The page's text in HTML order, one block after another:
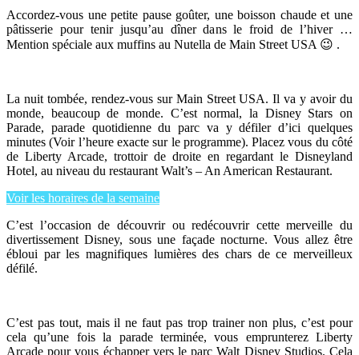
Accordez-vous une petite pause goûter, une boisson chaude et une
pâtisserie pour tenir jusqu’au dîner dans le froid de l’hiver …
Mention spéciale aux muffins au Nutella de Main Street USA 😉 .
La nuit tombée, rendez-vous sur Main Street USA. Il va y avoir du
monde, beaucoup de monde. C’est normal, la Disney Stars on
Parade, parade quotidienne du parc va y défiler d’ici quelques
minutes (Voir l’heure exacte sur le programme). Placez vous du côté
de Liberty Arcade, trottoir de droite en regardant le Disneyland
Hotel, au niveau du restaurant Walt’s – An American Restaurant.
Voir les horaires de la semaine
C’est l’occasion de découvrir ou redécouvrir cette merveille du
divertissement Disney, sous une façade nocturne. Vous allez être
ébloui par les magnifiques lumières des chars de ce merveilleux
défilé.
C’est pas tout, mais il ne faut pas trop trainer non plus, c’est pour
cela qu’une fois la parade terminée, vous emprunterez Liberty
Arcade pour vous échapper vers le parc Walt Disney Studios. Cela